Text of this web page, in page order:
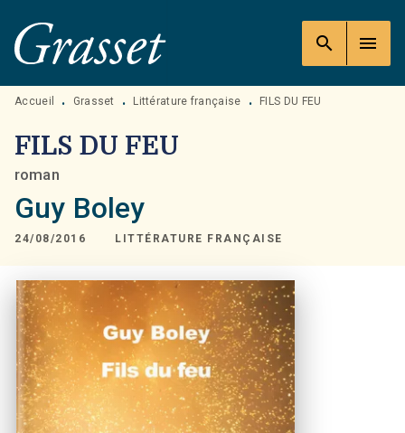
MENU RECHERCHE
PIED DE PAGE
search menu
Accueil • Grasset • Littérature française • FILS DU FEU
FILS DU FEU
roman
Guy Boley
24/08/2016 LITTÉRATURE FRANÇAISE